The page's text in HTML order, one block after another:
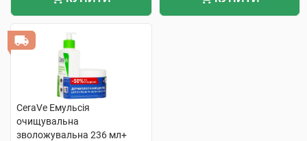
CeraVe Емульсія
очищувальна
зволожувальна 236 мл+